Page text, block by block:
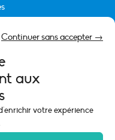
aux
votre expérience
Continuer sans accepter →